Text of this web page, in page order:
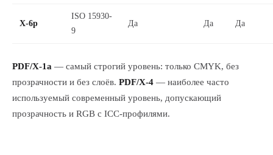
X-6p
ISO 15930-
9
Да Да Да
PDF/X-1a — самый строгий уровень: только CMYK, без
прозрачности и без слоёв. PDF/X-4 — наиболее часто
используемый современный уровень, допускающий
прозрачность и RGB с ICC-профилями.